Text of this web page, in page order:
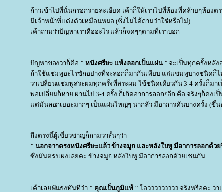
ก้าวเข้าไปที่นั่นกรอกรายละเอียด เค้าก็ให้เราไปที่ห้องที่คล้ายๆห้อง
มีเจ้าหน้าที่แต่งตัวเหมือนหมอ (ซึ่งไมได้ถามว่าใช่หรือไม่)
เค้าถามว่าปัญหาเราคืออะไร แล้วก็จดๆๆตามที่เราบอก
ปัญหาของวาก็คือ " หนังศรีษะ แห้งลอกเป็นแผ่น " จะเป็นทุกครั้งหลัง
ถ้าใช้แชมพูอะไรซักอย่างที่จะลอกก็มากันเพียบ แต่แชมพูบางชนิดก็
วาเปลี่ยนแชมพูสระผมทุกครั้งที่สระผม ใช้ชนิดเดียวกัน 3-4 ครั้งก็มา
พอเปลี่ยนก็หาย ผ่านไป 3-4 ครั้ง ก็เกิดอาการลอกๆอีก คือ จริงๆก็คงเ
ต่มันลอกเยอะมากๆ เป็นแผ่นใหญ่ๆ น่ากลัว มีอาการคันบางครั้ง (ขึ้
ถึงตรงนี้ผู้เชี่ยวชาญก็ถามวาสั้นๆว่า
" นอกจากตรงหนังศรีษะแล้ว ข้างจมูก และหลังใบหู มีอาการลอกด้วย
ซึ่งมันตรงเผงเลยค่ะ ข้างจมูก หลังใบหู มีอาการลอกด้วยเช่นกัน
เค้าเลยฟันธงทันทีว่า " คุณเป็นภูมิแพ้ " อววววววววว จริงหรือคะ ว่